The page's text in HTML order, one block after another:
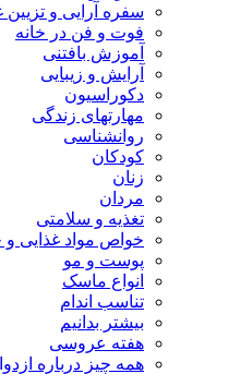
سفره آرایی و تزیین
فوت و فن در خانه
آموزش بافتنی
آرایش و زیبایی
دکوراسیون
مهارتهای زندگی
روانشناسی
کودکان
زنان
مردان
تغذیه و سلامتی
خواص مواد غذایی و
پوست و مو
انواع ماسک
تناسب اندام
بیشتر بدانیم
هفته عروسی
همه چیز درباره